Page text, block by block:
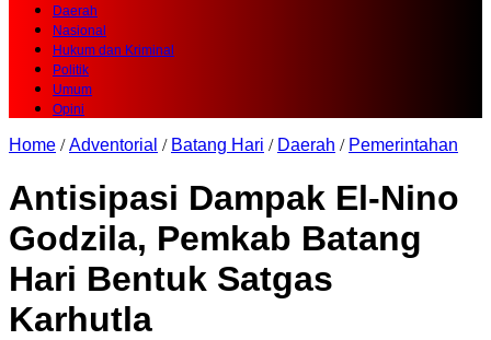
Daerah
Nasional
Hukum dan Kriminal
Politik
Umum
Opini
Home /Adventorial / Batang Hari / Daerah / Pemerintahan
Antisipasi Dampak El-Nino
Godzila, Pemkab Batang
Hari Bentuk Satgas
Karhutla